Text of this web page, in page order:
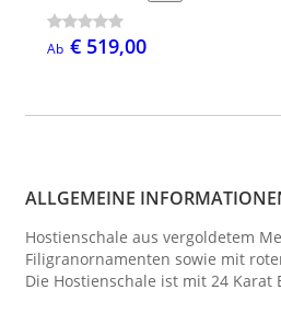
Ab € 519,00
ALLGEMEINE
Hostienschale aus vergoldetem
Filigranornamenten sowie mit
Die Hostienschale ist mit 24 Karat